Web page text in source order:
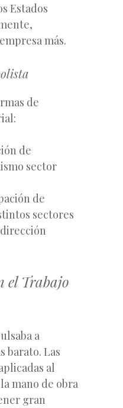
Estados
más.
de
de
sector
de
sectores
el Trabajo
a
barato. Las
al
mano de obra
gran